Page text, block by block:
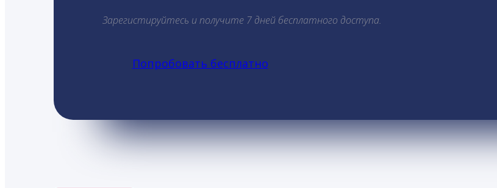
Зарегистируйтесь и получите 7 дней бесплатного доступа.
Попробовать бесплатно